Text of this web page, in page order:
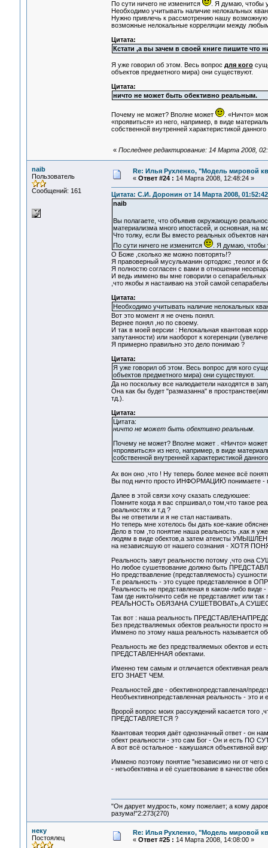
По сути ничего не изменится
. Я думаю, чтобы
Необходимо учитывать наличие нелокальных
Нужно привлечь к рассмотрению нашу
возможные нелокальные корреляции между
Цитата:
Кстати ,а вы зачем в своей книге пишите что
Я уже говорил об этом. Весь вопрос для кого
объектов предметного мира) они существуют.
Цитата:
ничто не может быть обективно реальным.
Почему не может? Вполне может
. «Ничто»
«проявиться» из него, например, в виде
собственной внутренней характеристикой данного
« Последнее редактирование: 14 Марта 2008,
naib
Пользователь
Сообщений: 161
Re: Илья Рухленко, "Модель мировой
« Ответ #24 : 14 Марта 2008, 12:48:24 »
Цитата: С.И. Доронин от 14 Марта 2008, 01:52:42
naib
Вы полагаете, что объявив окружающую
материализма много ипостасей, и основная, на
Что толку, если Вы вместо реальных объектов
По сути ничего не изменится
. Я думаю, чтобы
О Боже ,сколько же можно повторять!?
Я правоверный мусульманин ортодокс ,теолог и
Я полностю согласен с вами в отношении
И ведь иммено вы мне говорили о сепарабельных
,что якобы я настаиваю на этой самой
Цитата:
Необходимо учитывать наличие нелокальных
Вот это момент я не очень понял.
Вернее понял ,но по своему.
И так в моей версии : Нелокальная квантовая
запутанности) или наоборот к когеренции
Я примерно правильно это дело понимаю ?
Цитата:
Я уже говорил об этом. Весь вопрос для кого
объектов предметного мира) они существуют.
Да но поскольку все налюдаетели находятся в
Она как бы будет "размазанна" в
тд.).
Цитата:
Цитата:
ничто не может быть обективно реальным.
Почему не может? Вполне может . «Ничто»
«проявиться» из него, например, в виде
собственной внутренней характеристикой
Ах вон оно ,что ! Ну теперь более менее всё
Вы под ничто просто ИНФОРМАЦИЮ понимаете -
Далее в этой связи хочу сказать следуюшее:
Помните когда я вас спршивал,о том,что такое
реальностях и т.д ?
Вы не ответили и я не стал настаивать.
Но теперь мне хотелось бы дать кое-какие
Дело в том ,то понятие наша реальность ,как я
людям в виде обектов,а затем атеисты
на независяшую от нашего сознания - ХОТЯ
Реальность завут реальностю потому ,что она
Но любое сушетвование должно быть
Но предствавление (представляемость)
Т.е реальность - это сущее представленное в
Реальность не представленая в каком-либо виде -
Там где никто/ничто себя не представляет или
РЕАЛьНОСТь ОБЯЗАНА СУШЕТВОВАТь,А
Так вот : наша реальность ПРЕДСТАВЛЕНА/
Без предстваляемых обектов реальности просто
Иммено по этому наша реальность называется
Реальность же без предстваляемых обектов и
ПРЕДСТАВЛЕННАЯ обектами.
Именно тем самым и отличается обективная
ЕГО ЗНАЕТ ЧЕМ.
Реальностей две - обективнопредставленая/
Необъективнопредставленная реальность - это
Вророй вопрос моих рассуждений касается
ПРЕДСТАВЛЯЕТСЯ ?
Квантовая теория даёт однозначный ответ - он
обект реальности - это сам Бог - Он и есть
А вот всё остальное - кажушаяся объективной
Иммено поэтому понятие "независимо ни от
- неъобективна и её сушетвование в качестве
"Он дарует мудрость, кому пожелает; а кому
разума!"2:273(270)
неку
Постоялец
Re: Илья Рухленко, "Модель мировой
« Ответ #25 : 14 Марта 2008, 14:08:00 »